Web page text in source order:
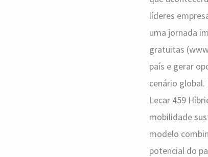
líderes
uma jornada
gratuitas
país e gerar
cenário
Lecar 459
mobilidade
modelo
potencial do